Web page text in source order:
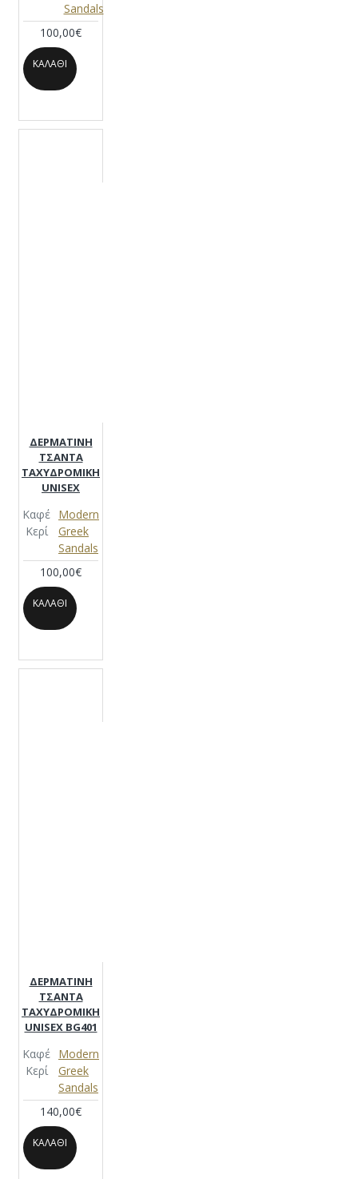
Sandals
100,00€
ΚΑΛΆΘΙ
ΔΕΡΜΑΤΙΝΗ
ΤΣΑΝΤΑ
ΤΑΧΥΔΡΟΜΙΚΗ
UNISEX
Καφέ
Κερί
Modern
Greek
Sandals
100,00€
ΚΑΛΆΘΙ
ΔΕΡΜΑΤΙΝΗ
ΤΣΑΝΤΑ
ΤΑΧΥΔΡΟΜΙΚΗ
UNISEX BG401
Καφέ
Κερί
Modern
Greek
Sandals
140,00€
ΚΑΛΆΘΙ